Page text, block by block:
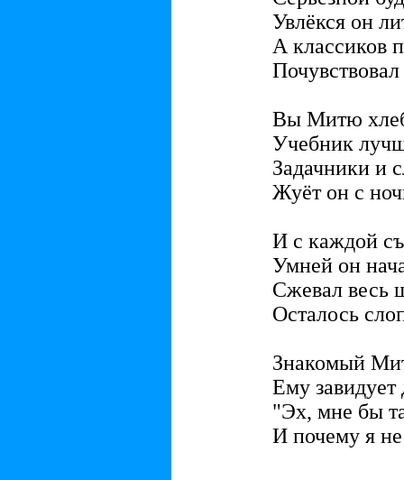
Увлёкся он
А классиков
Почувствовал
Вы Митю
Учебник
Задачники и
Жуёт он с
И с каждой
Умней он
Сжевал весь
Осталось
Знакомый
Ему завидует
"Эх, мне бы
И почему я